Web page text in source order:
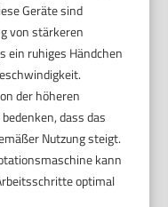
Geräte sind
von stärkeren
ein ruhiges Händchen
der höheren
dass das
Nutzung steigt.
kann
optimal